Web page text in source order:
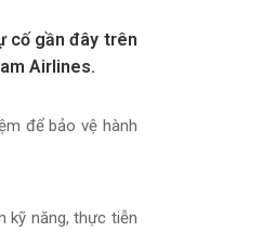
cố gần đây trên
Airlines.
để bảo vệ hành
kỹ năng, thực tiễn